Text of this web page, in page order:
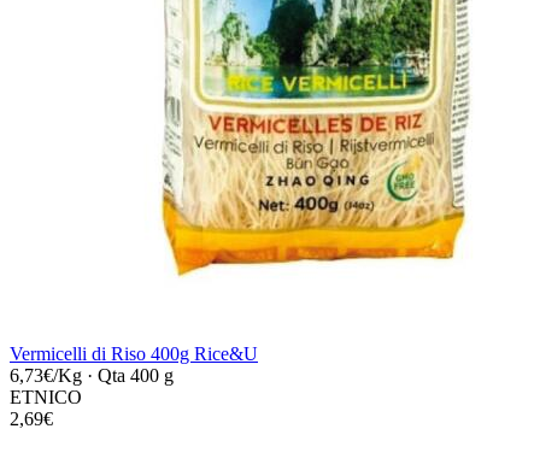
Vermicelli di Riso 400g Rice&U
6,73€/Kg · Qta 400 g
ETNICO
2,69€